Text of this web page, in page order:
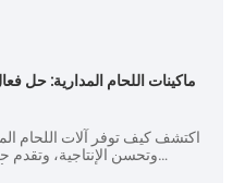
ماكينات اللحام المدارية: حل
اكتشف كيف توفر آلات اللحام
وتحسن الإنتاجية، وتقدم